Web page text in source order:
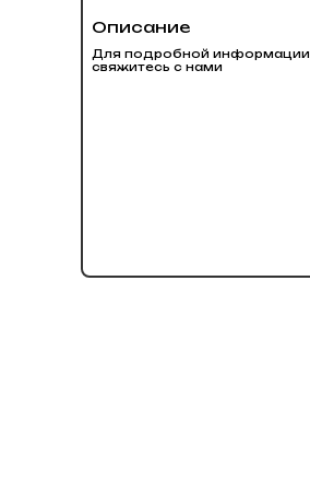
Описание
Для подробной информации
свяжитесь с нами